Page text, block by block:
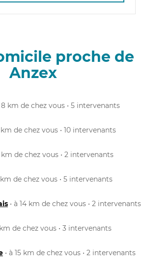
proche de
Anzex
8 km de chez vous • 5 intervenants
km de chez vous • 10 intervenants
km de chez vous • 2 intervenants
km de chez vous • 5 intervenants
• à 14 km de chez vous • 2 intervenants
km de chez vous • 3 intervenants
• à 15 km de chez vous • 2 intervenants